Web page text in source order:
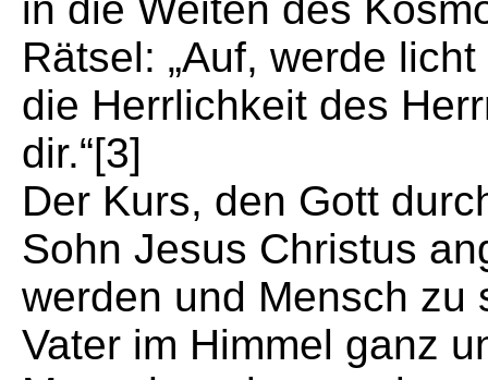
Rätsel: „Auf, werde
die Herrlichkeit des
dir.“[3]
Der Kurs, den Gott
Sohn Jesus Christus
werden und Mensch zu
Vater im Himmel ganz